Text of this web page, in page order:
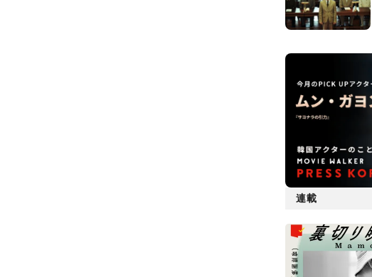
連載